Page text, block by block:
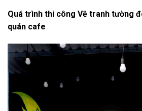
Quá trình thi công Vẽ tranh tường
quán cafe